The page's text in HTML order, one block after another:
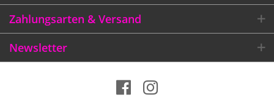
Zahlungsarten & Versand
Newsletter